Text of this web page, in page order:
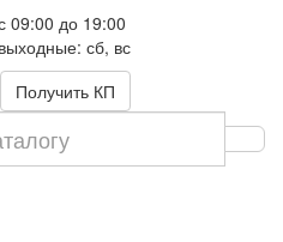
09:00 до 19:00
выходные: сб, вс
Получить КП